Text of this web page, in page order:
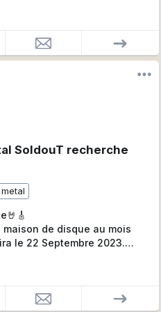
SoldouT recherche
de disque au mois
le 22 Septembre 2023.
de plaisir et y
Bassiste alors laisse un